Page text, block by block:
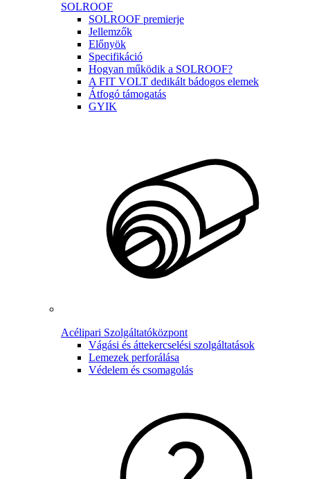
SOLROOF
SOLROOF premierje
Jellemzők
Előnyök
Specifikáció
Hogyan működik a SOLROOF?
A FIT VOLT dedikált bádogos elemek
Átfogó támogatás
GYIK
Acélipari Szolgáltatóközpont
Vágási és áttekercselési szolgáltatások
Lemezek perforálása
Védelem és csomagolás